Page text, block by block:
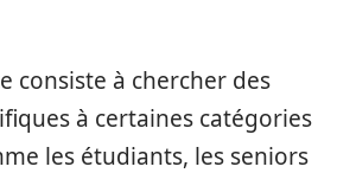
consiste à chercher des
à certaines catégories
les étudiants, les seniors